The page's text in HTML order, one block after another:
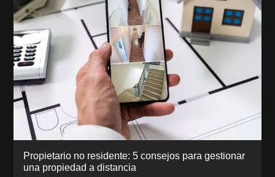
Propietario no residente: 5 consejos para gestionar
una propiedad a distancia